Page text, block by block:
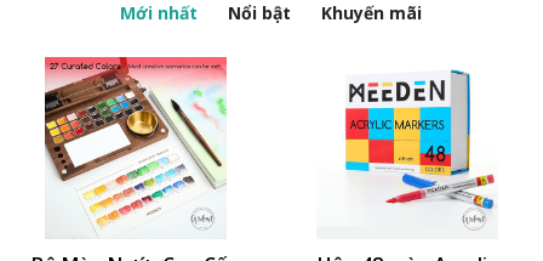
Mới nhất Nổi bật Khuyến mãi